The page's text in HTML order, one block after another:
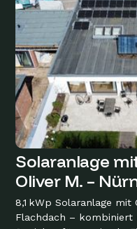
Solaranlage
Oliver M. –
8,1 kWp Solaranlage
Flachdach – kombiniert